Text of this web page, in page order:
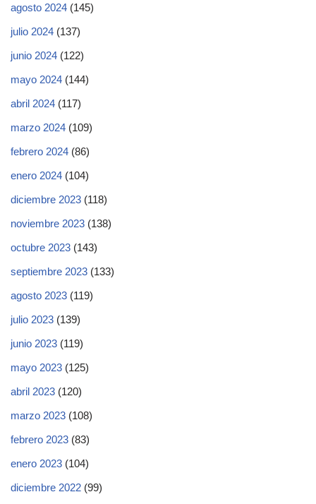
agosto 2024 (145)
julio 2024 (137)
junio 2024 (122)
mayo 2024 (144)
abril 2024 (117)
marzo 2024 (109)
febrero 2024 (86)
enero 2024 (104)
diciembre 2023 (118)
noviembre 2023 (138)
octubre 2023 (143)
septiembre 2023 (133)
agosto 2023 (119)
julio 2023 (139)
junio 2023 (119)
mayo 2023 (125)
abril 2023 (120)
marzo 2023 (108)
febrero 2023 (83)
enero 2023 (104)
diciembre 2022 (99)